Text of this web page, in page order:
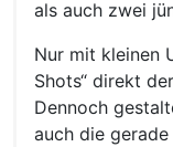
als auch zwei
Nur mit kleinen
Shots“ direkt
Dennoch
auch die